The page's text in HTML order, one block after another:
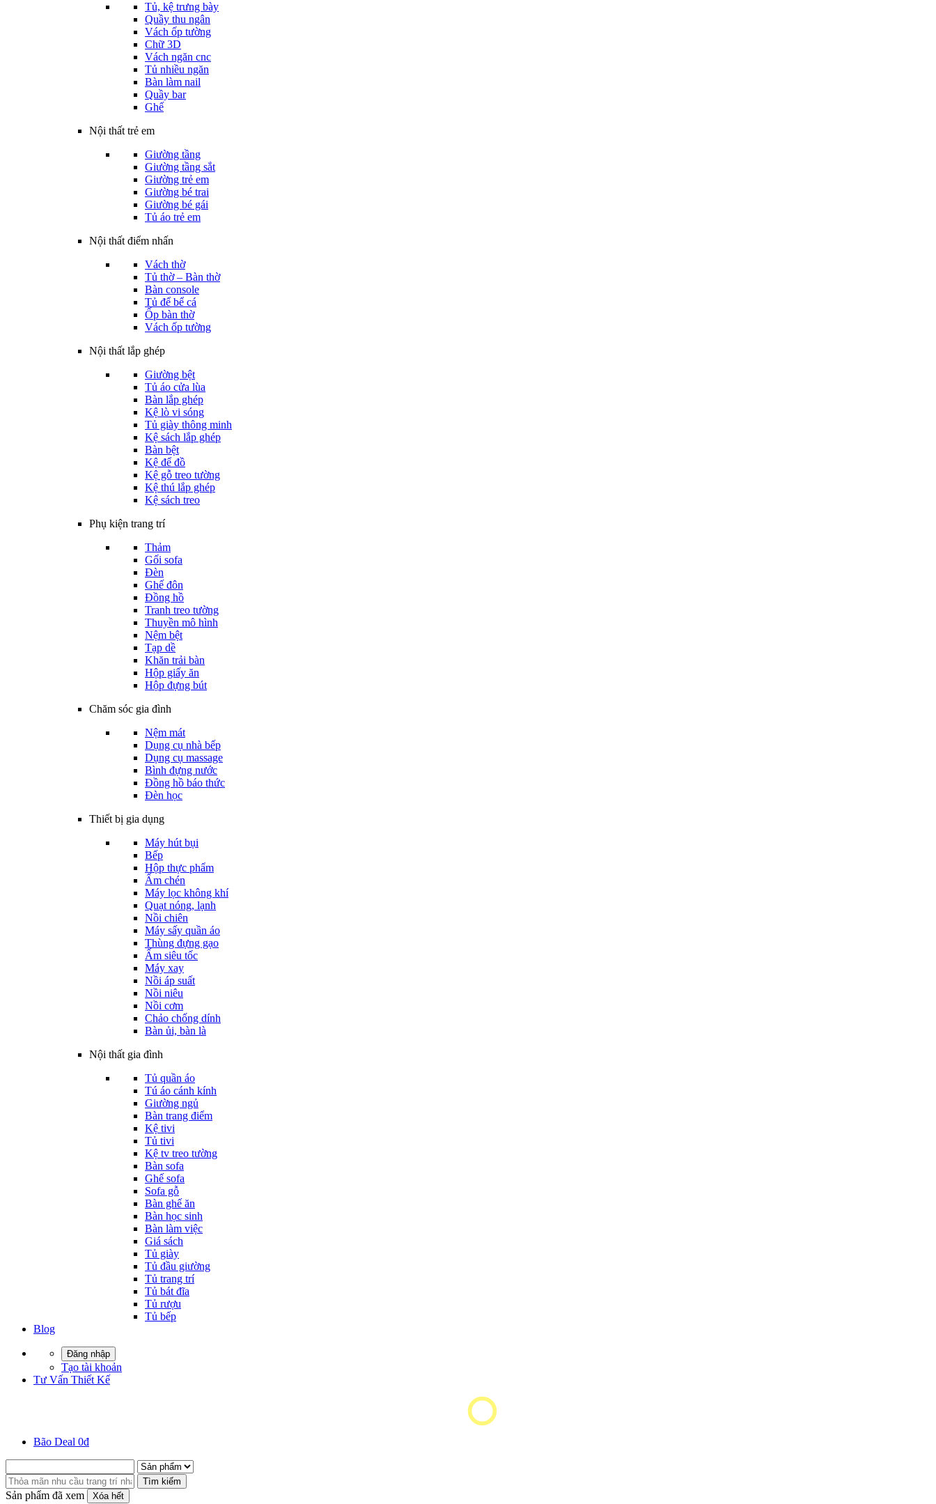
Tủ, kệ trưng bày
Quầy thu ngân
Vách ốp tường
Chữ 3D
Vách ngăn cnc
Tủ nhiều ngăn
Bàn làm nail
Quầy bar
Ghế
Nội thất trẻ em
Giường tầng
Giường tầng sắt
Giường trẻ em
Giường bé trai
Giường bé gái
Tủ áo trẻ em
Nội thất điểm nhấn
Vách thờ
Tủ thờ – Bàn thờ
Bàn console
Tủ để bể cá
Ốp bàn thờ
Vách ốp tường
Nội thất lắp ghép
Giường bệt
Tủ áo cửa lùa
Bàn lắp ghép
Kệ lò vi sóng
Tủ giày thông minh
Kệ sách lắp ghép
Bàn bệt
Kệ để đồ
Kệ gỗ treo tường
Kệ thú lắp ghép
Kệ sách treo
Phụ kiện trang trí
Thảm
Gối sofa
Đèn
Ghế đôn
Đồng hồ
Tranh treo tường
Thuyền mô hình
Nệm bệt
Tạp dề
Khăn trải bàn
Hộp giấy ăn
Hộp đựng bút
Chăm sóc gia đình
Nệm mát
Dụng cụ nhà bếp
Dụng cụ massage
Bình đựng nước
Đồng hồ báo thức
Đèn học
Thiết bị gia dụng
Máy hút bụi
Bếp
Hộp thực phẩm
Ấm chén
Máy lọc không khí
Quạt nóng, lạnh
Nồi chiên
Máy sấy quần áo
Thùng đựng gạo
Ấm siêu tốc
Máy xay
Nồi áp suất
Nồi niêu
Nồi cơm
Chảo chống dính
Bàn ủi, bàn là
Nội thất gia đình
Tủ quần áo
Tú áo cánh kính
Giường ngủ
Bàn trang điểm
Kệ tivi
Tủ tivi
Kệ tv treo tường
Bàn sofa
Ghế sofa
Sofa gỗ
Bàn ghế ăn
Bàn học sinh
Bàn làm việc
Giá sách
Tủ giày
Tủ đầu giường
Tủ trang trí
Tủ bát đĩa
Tủ rượu
Tủ bếp
Blog
Đăng nhập
Tạo tài khoản
Tư Vấn Thiết Kế
Bão Deal 0đ
Tìm kiếm
Sản phẩm đã xem Xóa hết